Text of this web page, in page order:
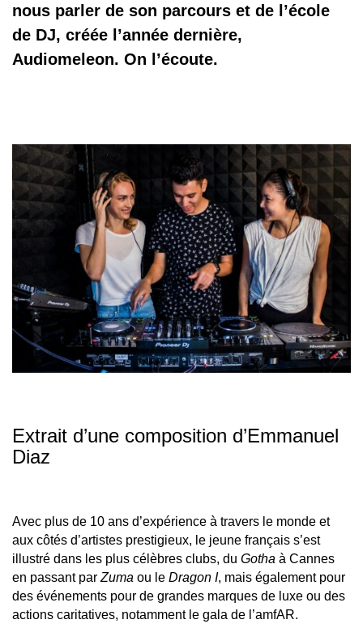
nous parler de son parcours et de l’école
de DJ, créée l’année dernière,
Audiomeleon. On l’écoute.
Extrait d’une composition d’Emmanuel
Diaz
Avec plus de 10 ans d’expérience à travers le monde et
aux côtés d’artistes prestigieux, le jeune français s’est
illustré dans les plus célèbres clubs, du Gotha à Cannes
en passant par Zuma ou le Dragon I, mais également pour
des événements pour de grandes marques de luxe ou des
actions caritatives, notamment le gala de l’amfAR.